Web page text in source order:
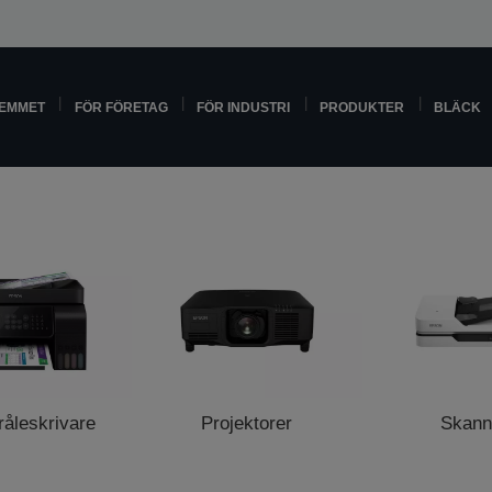
FÖR FÖRETAG FÖR INDUSTRI PRODUKTER BLÄCK
Projektorer